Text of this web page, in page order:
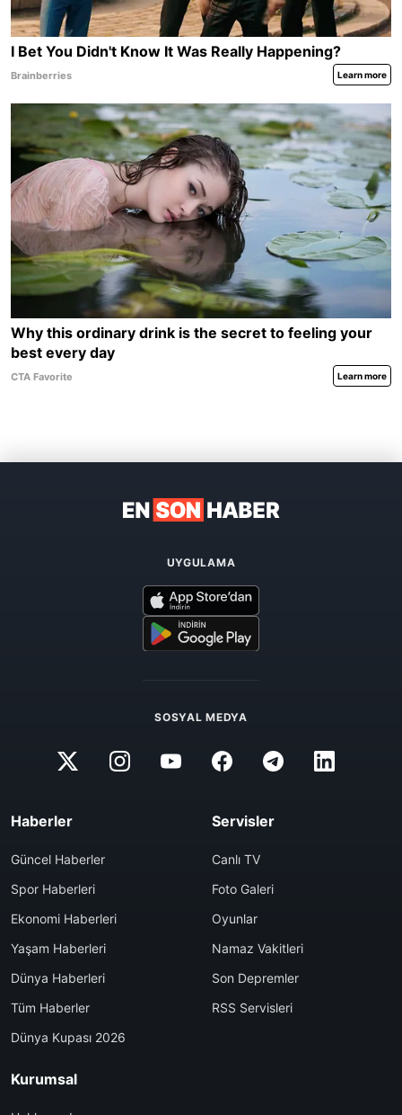
UYGULAMA
SOSYAL MEDYA
Haberler
Güncel Haberler
Spor Haberleri
Ekonomi Haberleri
Yaşam Haberleri
Dünya Haberleri
Tüm Haberler
Dünya Kupası 2026
Servisler
Canlı TV
Foto Galeri
Oyunlar
Namaz Vakitleri
Son Depremler
RSS Servisleri
Kurumsal